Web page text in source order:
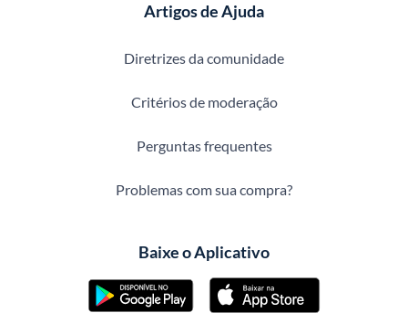
Artigos de Ajuda
Diretrizes da comunidade
Critérios de moderação
Perguntas frequentes
Problemas com sua compra?
Baixe o Aplicativo